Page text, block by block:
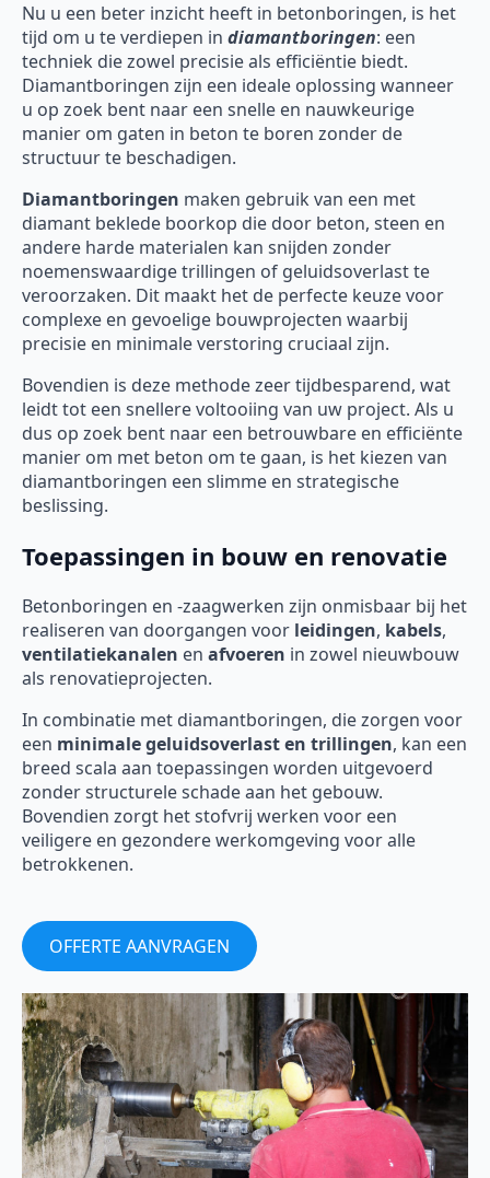
Nu u een beter inzicht heeft in betonboringen, is het
tijd om u te verdiepen in diamantboringen: een
techniek die zowel precisie als efficiëntie biedt.
Diamantboringen zijn een ideale oplossing wanneer
u op zoek bent naar een snelle en nauwkeurige
manier om gaten in beton te boren zonder de
structuur te beschadigen.
Diamantboringen maken gebruik van een met
diamant beklede boorkop die door beton, steen en
andere harde materialen kan snijden zonder
noemenswaardige trillingen of geluidsoverlast te
veroorzaken. Dit maakt het de perfecte keuze voor
complexe en gevoelige bouwprojecten waarbij
precisie en minimale verstoring cruciaal zijn.
Bovendien is deze methode zeer tijdbesparend, wat
leidt tot een snellere voltooiing van uw project. Als u
dus op zoek bent naar een betrouwbare en efficiënte
manier om met beton om te gaan, is het kiezen van
diamantboringen een slimme en strategische
beslissing.
Toepassingen in bouw en renovatie
Betonboringen en -zaagwerken zijn onmisbaar bij het
realiseren van doorgangen voor leidingen, kabels,
ventilatiekanalen en afvoeren in zowel nieuwbouw
als renovatieprojecten.
In combinatie met diamantboringen, die zorgen voor
een minimale geluidsoverlast en trillingen, kan een
breed scala aan toepassingen worden uitgevoerd
zonder structurele schade aan het gebouw.
Bovendien zorgt het stofvrij werken voor een
veiligere en gezondere werkomgeving voor alle
betrokkenen.
OFFERTE AANVRAGEN